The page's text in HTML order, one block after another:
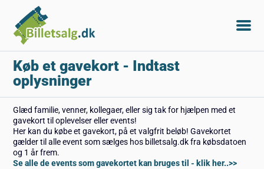
Køb et gavekort - Indtast
oplysninger
Glæd familie, venner, kollegaer, eller sig tak for hjælpen med et
gavekort til oplevelser eller events!
Her kan du købe et gavekort, på et valgfrit beløb! Gavekortet
gælder til alle event som sælges hos billetsalg.dk fra købsdatoen
og 1 år frem.
Se alle de events som gavekortet kan bruges til - klik her..>>